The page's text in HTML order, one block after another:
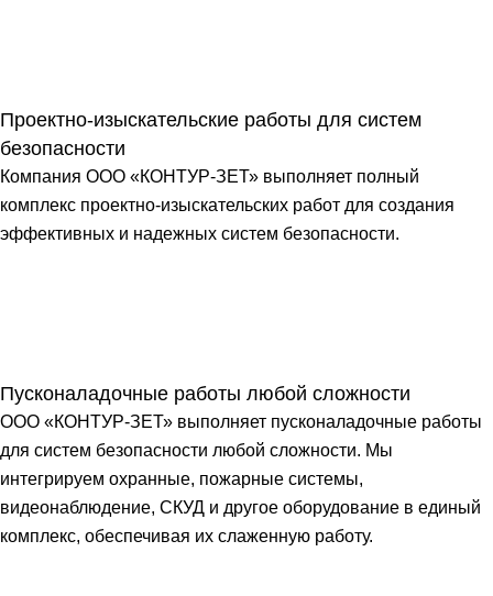
Проектно-изыскательские работы для систем
безопасности
Компания ООО «КОНТУР-ЗЕТ» выполняет полный
комплекс проектно-изыскательских работ для создания
эффективных и надежных систем безопасности.
Пусконаладочные работы любой сложности
ООО «КОНТУР-ЗЕТ» выполняет пусконаладочные работы
для систем безопасности любой сложности. Мы
интегрируем охранные, пожарные системы,
видеонаблюдение, СКУД и другое оборудование в единый
комплекс, обеспечивая их слаженную работу.